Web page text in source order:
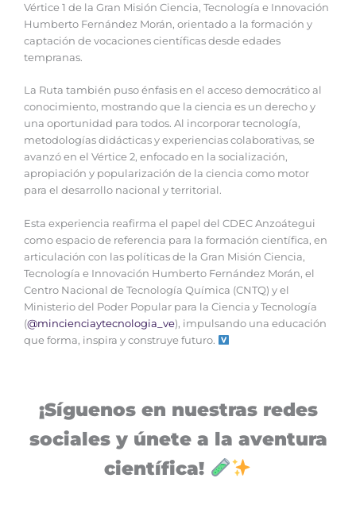
Vértice 1 de la Gran Misión Ciencia, Tecnología e Innovación
Humberto Fernández Morán, orientado a la formación y
captación de vocaciones científicas desde edades
tempranas.
‎‎La Ruta también puso énfasis en el acceso democrático al
conocimiento, mostrando que la ciencia es un derecho y
una oportunidad para todos. Al incorporar tecnología,
metodologías didácticas y experiencias colaborativas, se
avanzó en el Vértice 2, enfocado en la socialización,
apropiación y popularización de la ciencia como motor
para el desarrollo nacional y territorial.
‎Esta experiencia reafirma el papel del CDEC Anzoátegui
como espacio de referencia para la formación científica, en
articulación con las políticas de la Gran Misión Ciencia,
Tecnología e Innovación Humberto Fernández Morán, el
Centro Nacional de Tecnología Química (CNTQ) y el
Ministerio del Poder Popular para la Ciencia y Tecnología
(@mincienciaytecnologia_ve), impulsando una educación
que forma, inspira y construye futuro.
¡Síguenos en nuestras redes
sociales y únete a la aventura
científica!